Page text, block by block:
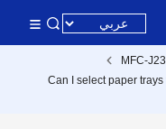
MFC-
Can I select paper